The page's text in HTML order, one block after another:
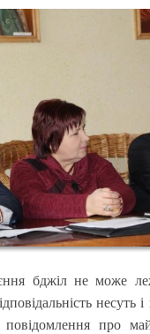
бджіл не може
несуть
про